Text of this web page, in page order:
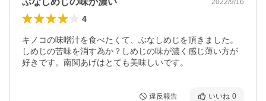
4
キノコの味噌汁を食べたくて、ぶなしめじを頂きました。
しめじの苦味を消す為か？しめじの味が濃く感じ薄い方が
好きです。南関あげはとても美味しいです。
違反報告 いいね 0